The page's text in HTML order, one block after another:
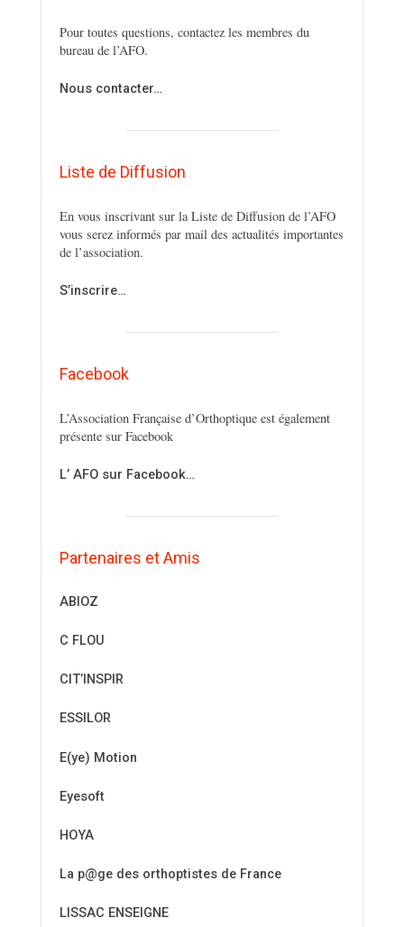
Pour toutes questions, contactez les membres du
bureau de l’AFO.
Nous contacter…
Liste de Diffusion
En vous inscrivant sur la Liste de Diffusion de l’AFO
vous serez informés par mail des actualités importantes
de l’association.
S’inscrire…
Facebook
L’Association Française d’Orthoptique est également
présente sur Facebook
L’ AFO sur Facebook…
Partenaires et Amis
ABIOZ
C FLOU
CIT’INSPIR
ESSILOR
E(ye) Motion
Eyesoft
HOYA
La p@ge des orthoptistes de France
LISSAC ENSEIGNE